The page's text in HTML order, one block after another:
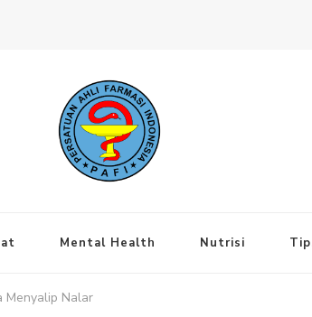
Mental Health Nutrisi
Menyalip Nalar